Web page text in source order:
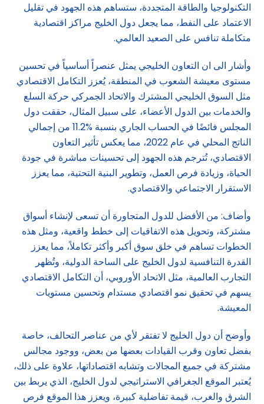
التكنولوجيا والطاقة المتجددة، ستساهم هذه الجهود في تقليل
الاعتماد على النفط، مما يجعل دول الخليج مراكز اقتصادية
متكاملة تنافس على الصعيد العالمي.
وأشار الى ان التعاون الخليجي يمثل عنصراً أساسياً في تحسين
مستوى معيشة الشعوب في المنطقة، يُعزز التكامل الاقتصادي
مثل السوق الخليجي المشترك والاتحاد الجمركي حركة السلع
والخدمات بين الدول الأعضاء، على سبيل المثال، حققت دول
المجلس فائضًا في الحساب الجاري بنسبة %11.2 من إجمالي
الناتج المحلي في عام 2022، مما يعكس تأثير التعاون
الاقتصادي، تُترجم هذه الجهود إلى تحسينات مباشرة في جودة
الحياة، وزيادة فرص العمل، وتطوير البنية التحتية، مما يعزز
الاستقرار الاجتماعي والاقتصادي.
وأضاف: من الأفضل للدول المتجاورة أن تسعى لإنشاء أسواق
مشتركة، وتحويل هذه الاتفاقيات إلى خطط واقعية، ومثل هذه
الخطوات تساهم في خلق سوق أكبر وأكثر تكاملاً، مما يعزز
القدرة التنافسية لدول الخليج على الساحة الدولية، وتُظهر
التجارب العالمية، مثل الاتحاد الأوروبي، أن التكامل الاقتصادي
يسهم في تحقيق نمو اقتصادي مستدام وتحسين مستويات
المعيشة.
وأوضح أن دول الخليج لا تفتقر لأي من عناصر التحالف، خاصة
بفضل تعاون وقرب القيادات بعضها من بعض، ووجود مجالس
مشتركة في جميع المجالات وتشابه اقتصاداتها، علاوة على ذلك،
يُعتبر الموقع الجغرافي الاستراتيجي لدول الخليج، الذي يربط بين
الشرق والغرب، قيمة تفاضلية كبيرة، ويعزز هذا الموقع فرص